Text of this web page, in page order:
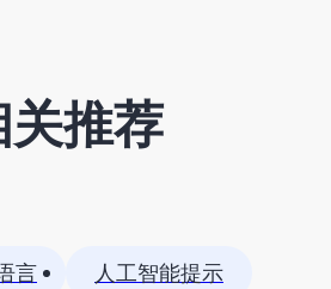
关推荐
言
人工智能提示